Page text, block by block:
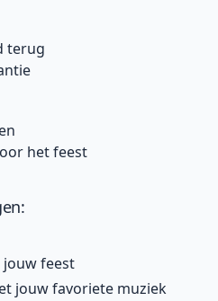
terug
het feest
jouw feest
jouw favoriete muziek